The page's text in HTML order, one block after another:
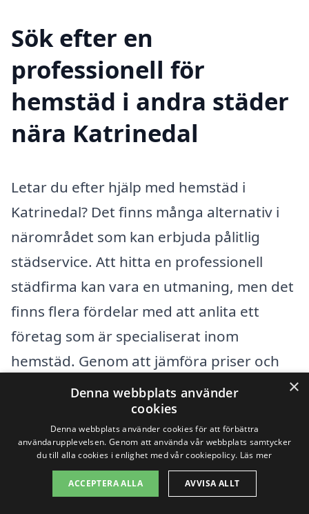
Sök efter en
professionell för
hemstäd i andra städer
nära Katrinedal
Letar du efter hjälp med hemstäd i
Katrinedal? Det finns många alternativ i
närområdet som kan erbjuda pålitlig
städservice. Att hitta en professionell
städfirma kan vara en utmaning, men det
finns flera fördelar med att anlita ett
företag som är specialiserat inom
hemstäd. Genom att jämföra priser och
tjänster kan du hitta det bästa
alternativet för dina behov.
Det är även bra att veta att det finns flera
städer i närheten av Katrinedal där du
×
Denna webbplats använder
cookies
Denna webbplats använder cookies för att förbättra
användarupplevelsen. Genom att använda vår webbplats samtycker
du till alla cookies i enlighet med vår cookiepolicy. Läs mer
ACCEPTERA ALLA AVVISA ALLT